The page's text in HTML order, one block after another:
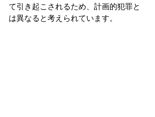
て引き起こされるため、計画的犯罪と
は異なると考えられています。